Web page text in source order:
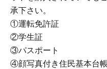
承下さい。
①運転免許証
②学生証
③パスポート
④顔写真付き住民基本台